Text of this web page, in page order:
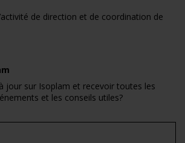
de direction et de coordination de
jour sur Isoplam et recevoir toutes les
et les conseils utiles?